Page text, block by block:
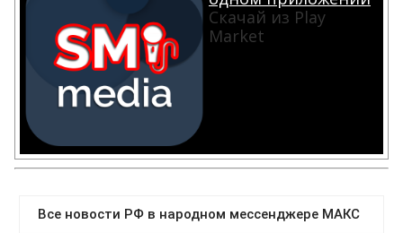
Скачай из Play
Market